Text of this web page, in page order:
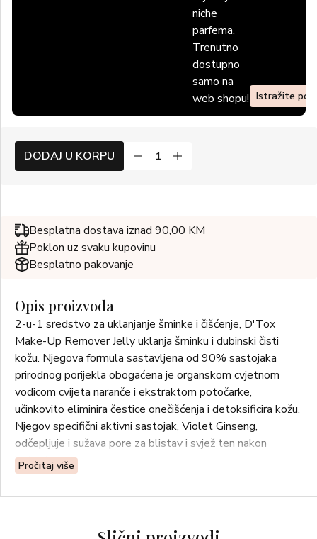
niche
parfema.
Trenutno
dostupno
samo na
web shopu! Istražite
DODAJ U KORPU
Besplatna dostava iznad 90,00 KM
Poklon uz svaku kupovinu
Besplatno pakovanje
Opis proizvoda
2-u-1 sredstvo za uklanjanje šminke i čišćenje, D'Tox
Make-Up Remover Jelly uklanja šminku i dubinski čisti
kožu. Njegova formula sastavljena od 90% sastojaka
prirodnog porijekla obogaćena je organskom cvjetnom
vodicom cvijeta naranče i ekstraktom potočarke,
učinkovito eliminira čestice onečišćenja i detoksificira kožu.
Njegov specifični aktivni sastojak, Violet Ginseng,
odčepljuje i sužava pore za blistav i svjež ten nakon
ispiranja.
Oduševit će Vas njegova žele tekstura koja se topi na koži
i pretvara u izdašnu pjenu tijekom masaže.
Pročitaj više